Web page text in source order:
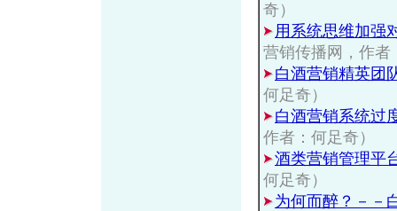
奇）
用系统思维加强
营销传播网，作者
白酒营销精英团
何足奇）
白酒营销系统过
作者：何足奇）
酒类营销管理平
何足奇）
为何而醉？－－